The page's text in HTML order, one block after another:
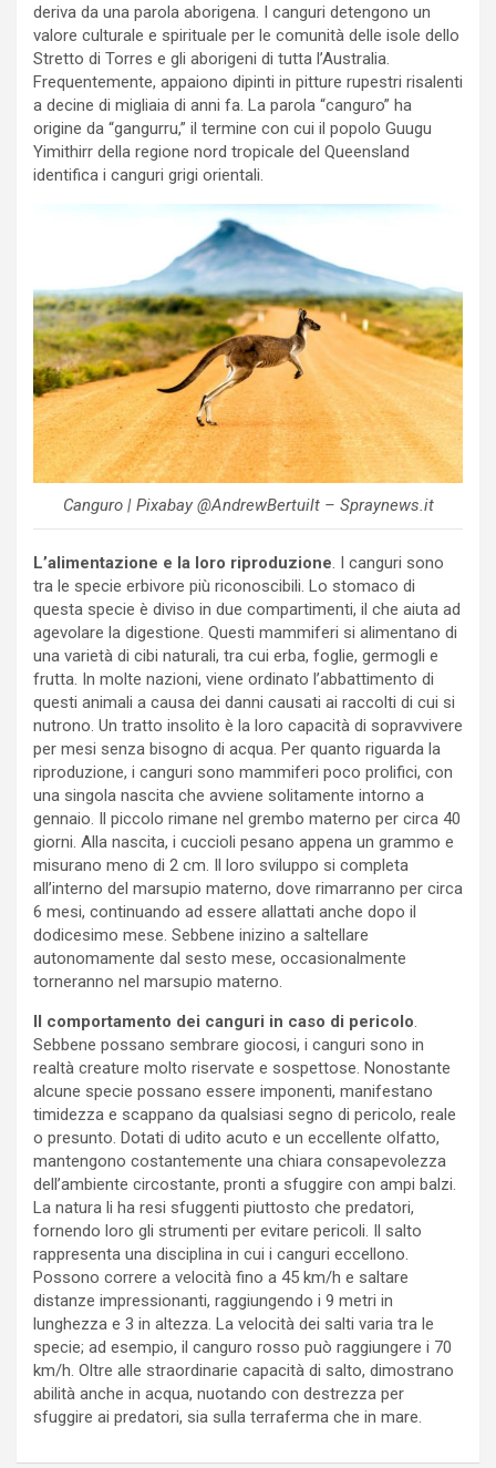
deriva da una parola aborigena. I canguri detengono un
valore culturale e spirituale per le comunità delle isole dello
Stretto di Torres e gli aborigeni di tutta l’Australia.
Frequentemente, appaiono dipinti in pitture rupestri risalenti
a decine di migliaia di anni fa. La parola “canguro” ha
origine da “gangurru,” il termine con cui il popolo Guugu
Yimithirr della regione nord tropicale del Queensland
identifica i canguri grigi orientali.
Canguro | Pixabay @AndrewBertuilt – Spraynews.it
L’alimentazione e la loro riproduzione. I canguri sono
tra le specie erbivore più riconoscibili. Lo stomaco di
questa specie è diviso in due compartimenti, il che aiuta ad
agevolare la digestione. Questi mammiferi si alimentano di
una varietà di cibi naturali, tra cui erba, foglie, germogli e
frutta. In molte nazioni, viene ordinato l’abbattimento di
questi animali a causa dei danni causati ai raccolti di cui si
nutrono. Un tratto insolito è la loro capacità di sopravvivere
per mesi senza bisogno di acqua. Per quanto riguarda la
riproduzione, i canguri sono mammiferi poco prolifici, con
una singola nascita che avviene solitamente intorno a
gennaio. Il piccolo rimane nel grembo materno per circa 40
giorni. Alla nascita, i cuccioli pesano appena un grammo e
misurano meno di 2 cm. Il loro sviluppo si completa
all’interno del marsupio materno, dove rimarranno per circa
6 mesi, continuando ad essere allattati anche dopo il
dodicesimo mese. Sebbene inizino a saltellare
autonomamente dal sesto mese, occasionalmente
torneranno nel marsupio materno.
Il comportamento dei canguri in caso di pericolo.
Sebbene possano sembrare giocosi, i canguri sono in
realtà creature molto riservate e sospettose. Nonostante
alcune specie possano essere imponenti, manifestano
timidezza e scappano da qualsiasi segno di pericolo, reale
o presunto. Dotati di udito acuto e un eccellente olfatto,
mantengono costantemente una chiara consapevolezza
dell’ambiente circostante, pronti a sfuggire con ampi balzi.
La natura li ha resi sfuggenti piuttosto che predatori,
fornendo loro gli strumenti per evitare pericoli. Il salto
rappresenta una disciplina in cui i canguri eccellono.
Possono correre a velocità fino a 45 km/h e saltare
distanze impressionanti, raggiungendo i 9 metri in
lunghezza e 3 in altezza. La velocità dei salti varia tra le
specie; ad esempio, il canguro rosso può raggiungere i 70
km/h. Oltre alle straordinarie capacità di salto, dimostrano
abilità anche in acqua, nuotando con destrezza per
sfuggire ai predatori, sia sulla terraferma che in mare.